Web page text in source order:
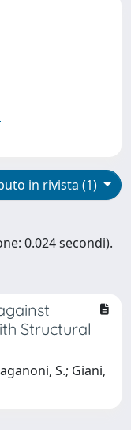
in rivista (1)
0.024 secondi).
Structural
S.; Giani,